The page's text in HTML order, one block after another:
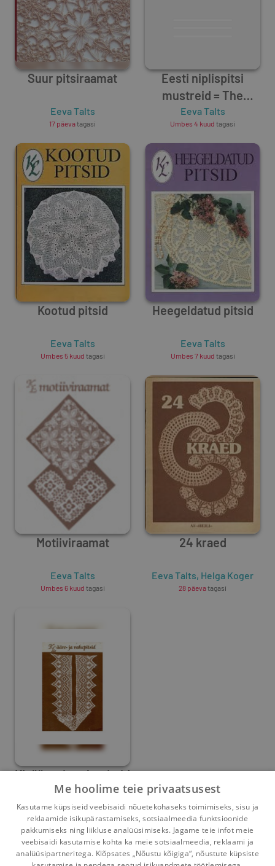
Suur pitsiraamat
Eeva Talts
17 päevatagasi
Eesti niplispitsi
mustreid = The
patterns of the
Estonian bobbin lace
Eeva Talts
Umbes 4 kuud tagasi
Kootud pitsid
Eeva Talts
Umbes 5 kuud tagasi
Heegeldatud pitsid
Eeva Talts
Umbes 7 kuud tagasi
Motiiviraamat
Eeva Talts
Umbes 6 kuud tagasi
24 kraed
Eeva Talts, Helga Koger
28 päevatagasi
KL ääre- ja vahepitsid
Eeva Talts
Umbes 6 kuudtagasi
Me hoolime teie privaatsusest
Kasutame küpsiseid veebisaidi nõuetekohaseks toimimiseks, sisu ja
reklaamide isikupärastamiseks, sotsiaalmeedia funktsioonide
pakkumiseks ning liikluse analüüsimiseks. Jagame teie infot meie
veebisaidi kasutamise kohta ka meie sotsiaalmeedia, reklaami ja
analüüsipartneritega. Klõpsates „Nõustu kõigiga“, nõustute küpsiste